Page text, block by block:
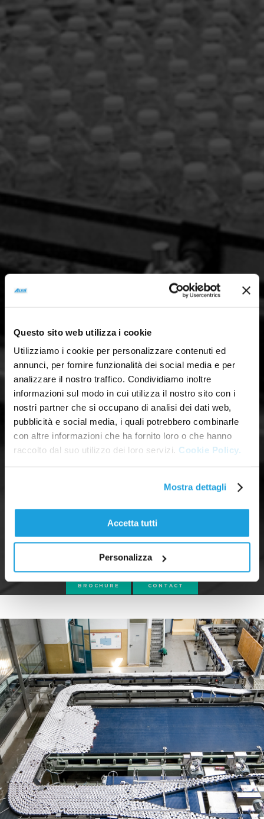
Questo sito web utilizza i cookie
Utilizziamo i cookie per personalizzare contenuti ed
annunci, per fornire funzionalità dei social media e per
analizzare il nostro traffico. Condividiamo inoltre
informazioni sul modo in cui utilizza il nostro sito con i
nostri partner che si occupano di analisi dei dati web,
pubblicità e social media, i quali potrebbero combinarle
con altre informazioni che ha fornito loro o che hanno
raccolto dal suo utilizzo dei loro servizi. Cookie Policy.
Mostra dettagli
Accetta tutti
Personalizza
BROCHURE CONTACT